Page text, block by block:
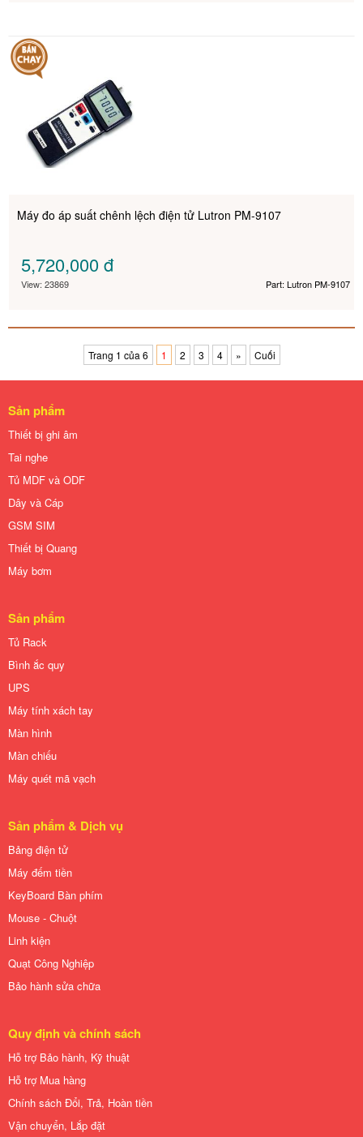
Máy đo áp suất chênh lệch điện tử Lutron PM-9107
5,720,000đ
View: 23869 Part: Lutron PM-9107
Trang 1 của 6 1 2 3 4 » Cuối
Sản phẩm
Thiết bị ghi âm
Tai nghe
Tủ MDF và ODF
Dây và Cáp
GSM SIM
Thiết bị Quang
Máy bơm
Sản phẩm
Tủ Rack
Bình ắc quy
UPS
Máy tính xách tay
Màn hình
Màn chiếu
Máy quét mã vạch
Sản phẩm & Dịch vụ
Bảng điện tử
Máy đếm tiền
KeyBoard Bàn phím
Mouse - Chuột
Linh kiện
Quạt Công Nghiệp
Bảo hành sửa chữa
Quy định và chính sách
Hỗ trợ Bảo hành, Kỹ thuật
Hỗ trợ Mua hàng
Chính sách Đổi, Trả, Hoàn tiền
Vận chuyển, Lắp đặt